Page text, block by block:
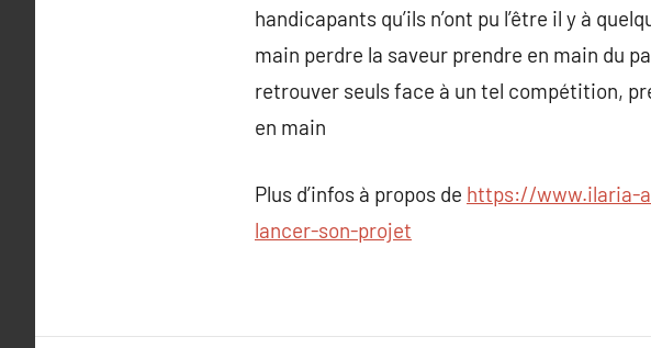
handicapants qu’ils n’ont pu l’être il y à
main perdre la saveur prendre en main du
retrouver seuls face à un tel compétition,
en main
Plus d’infos à propos de https://www.ilaria-
lancer-son-projet